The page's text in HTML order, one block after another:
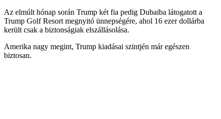
Az elmúlt hónap során Trump két fia pedig Dubaiba látogatott a
Trump Golf Resort megnyitó ünnepségére, ahol 16 ezer dollárba
került csak a biztonságiak elszállásolása.
Amerika nagy megint, Trump kiadásai szintjén már egészen
biztosan.